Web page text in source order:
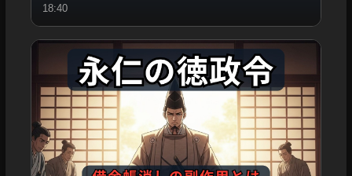
18:40